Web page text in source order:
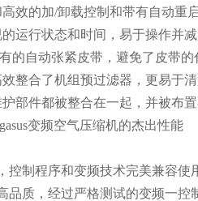
效的加/卸载控制和带有自动重
运行状态和时间，易于操作并减
的自动张紧皮带，避免了皮带的
整合了机组预过滤器，更易于
部件都被整合在一起，并被布置
变频空气压缩机的杰出性能
控制程序和变频技术完美兼容使
品质，经过严格测试的变频一